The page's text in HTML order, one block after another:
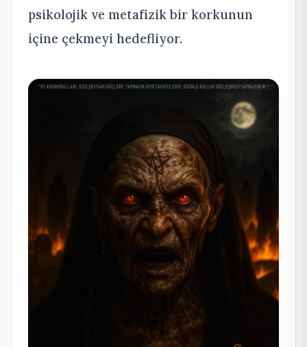
psikolojik ve metafizik bir korkunun
içine çekmeyi hedefliyor.